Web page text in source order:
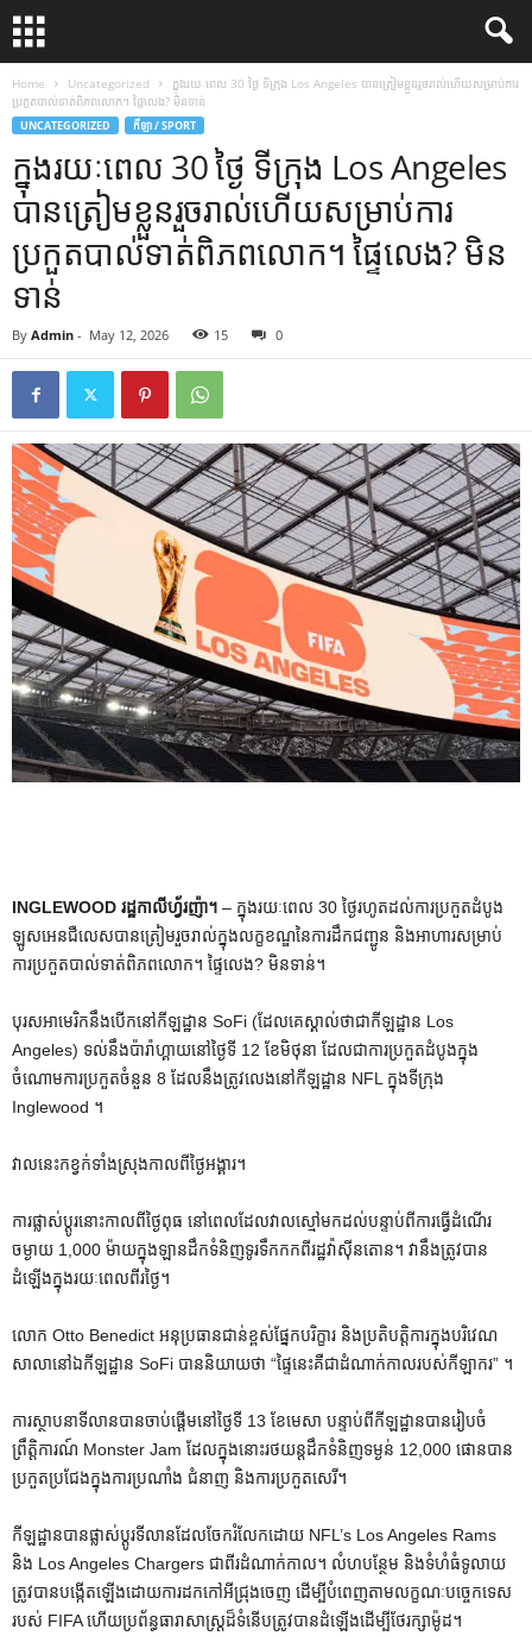
Home Uncategorized
ក្នុងរយៈពេល 30 ថ្ងៃ ទីក្រុង Los Angeles បានត្រៀមខ្លួនរួចរាល់ហើយសម្រាប់ការ
ប្រកួតបាល់ទាត់ពិភពលោក។ ផ្ទៃលេង? មិនទាន់
UNCATEGORIZED កីឡា / SPORT
ក្នុងរយៈពេល 30 ថ្ងៃ ទីក្រុង Los Angeles
បានត្រៀមខ្លួនរួចរាល់ហើយសម្រាប់ការ
ប្រកួតបាល់ទាត់ពិភពលោក។ ផ្ទៃលេង? មិន
ទាន់
By Admin - May 12, 2026 15 0
INGLEWOOD រដ្ឋកាលីហ្វ័រញ៉ា។ – ក្នុងរយៈពេល 30 ថ្ងៃរហូតដល់ការប្រកួតដំបូង
ឡូសអេនជឺលេសបានត្រៀមរួចរាល់ក្នុងលក្ខខណ្ឌនៃការដឹកជញ្ជូន និងអាហារសម្រាប់
ការប្រកួតបាល់ទាត់ពិភពលោក។ ផ្ទៃលេង? មិនទាន់។
បុរសអាមេរិកនឹងបើកនៅកីឡដ្ឋាន SoFi (ដែលគេស្គាល់ថាជាកីឡដ្ឋាន Los
Angeles) ទល់នឹងប៉ារ៉ាហ្គាយនៅថ្ងៃទី 12 ខែមិថុនា ដែលជាការប្រកួតដំបូងក្នុង
ចំណោមការប្រកួតចំនួន 8 ដែលនឹងត្រូវលេងនៅកីឡដ្ឋាន NFL ក្នុងទីក្រុង
Inglewood ។
វាល​នេះ​កខ្វក់​ទាំង​ស្រុង​កាល​ពី​ថ្ងៃ​អង្គារ។
ការផ្លាស់ប្តូរនោះកាលពីថ្ងៃពុធ នៅពេលដែលវាលស្មៅមកដល់បន្ទាប់ពីការធ្វើដំណើរ
ចម្ងាយ 1,000 ម៉ាយក្នុងឡានដឹកទំនិញទូរទឹកកកពីរដ្ឋវ៉ាស៊ីនតោន។ វានឹងត្រូវបាន
ដំឡើងក្នុងរយៈពេលពីរថ្ងៃ។
លោក Otto Benedict អនុប្រធានជាន់ខ្ពស់ផ្នែកបរិក្ខារ និងប្រតិបត្តិការក្នុងបរិវេណ
សាលានៅឯកីឡដ្ឋាន SoFi បាននិយាយថា “ផ្ទៃនេះគឺជាដំណាក់កាលរបស់កីឡាករ” ។
ការស្ថាបនាទីលានបានចាប់ផ្តើមនៅថ្ងៃទី 13 ខែមេសា បន្ទាប់ពីកីឡដ្ឋានបានរៀបចំ
ព្រឹត្តិការណ៍ Monster Jam ដែលក្នុងនោះរថយន្តដឹកទំនិញទម្ងន់ 12,000 ផោនបាន
ប្រកួតប្រជែងក្នុងការប្រណាំង ជំនាញ និងការប្រកួតសេរី។
កីឡដ្ឋានបានផ្លាស់ប្តូរទីលានដែលចែករំលែកដោយ NFL’s Los Angeles Rams
និង Los Angeles Chargers ជាពីរដំណាក់កាល។ លំហបន្ថែម និងទំហំធំទូលាយ
ត្រូវបានបង្កើតឡើងដោយការដកកៅអីជ្រុងចេញ ដើម្បីបំពេញតាមលក្ខណៈបច្ចេកទេស
របស់ FIFA ហើយប្រព័ន្ធធារាសាស្រ្តដ៏ទំនើបត្រូវបានដំឡើងដើម្បីថែរក្សាម៉ូដ។